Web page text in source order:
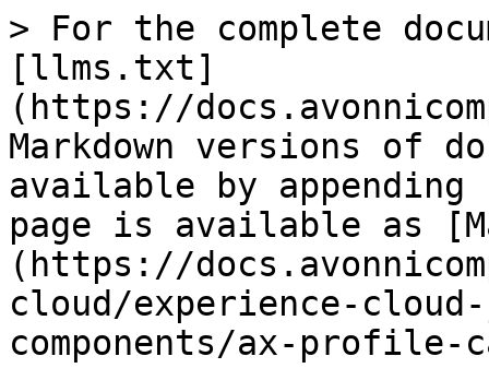
> For the complete
[llms.txt]
(https://
Markdown versions of
available by
page is available as
(https://
cloud/experience-
components/ax-profile-